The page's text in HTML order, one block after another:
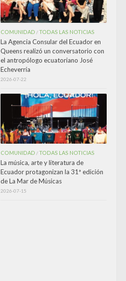
COMUNIDAD /TODAS LAS NOTICIAS
La Agencia Consular del Ecuador en
Queens realizó un conversatorio con
el antropólogo ecuatoriano José
Echeverría
2026-07-22
COMUNIDAD /TODAS LAS NOTICIAS
La música, arte y literatura de
Ecuador protagonizan la 31ª edición
de La Mar de Músicas
2026-07-15